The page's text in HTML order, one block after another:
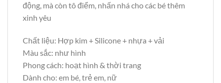
động, mà còn tô điểm, nhấn nhá cho các bé thêm
xinh yêu
Chất liệu: Hợp kim + Silicone + nhựa + vải
Màu sắc: như hình
Phong cách: hoạt hình & thời trang
Dành cho: em bé, trẻ em, nữ